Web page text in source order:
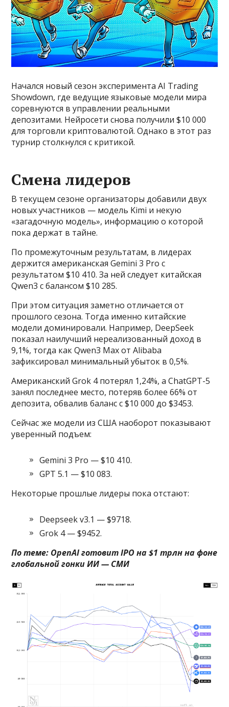
Начался новый сезон эксперимента AI Trading
Showdown, где ведущие языковые модели мира
соревнуются в управлении реальными
депозитами. Нейросети снова получили $10 000
для торговли криптовалютой. Однако в этот раз
турнир столкнулся с критикой.
Смена лидеров
В текущем сезоне организаторы добавили двух
новых участников — модель Kimi и некую
«загадочную модель», информацию о которой
пока держат в тайне.
По промежуточным результатам, в лидерах
держится американская Gemini 3 Pro с
результатом $10 410. За ней следует китайская
Qwen3 с балансом $10 285.
При этом ситуация заметно отличается от
прошлого сезона. Тогда именно китайские
модели доминировали. Например, DeepSeek
показал наилучший нереализованный доход в
9,1%, тогда как Qwen3 Max от Alibaba
зафиксировал минимальный убыток в 0,5%.
Американский Grok 4 потерял 1,24%, а ChatGPT-5
занял последнее место, потеряв более 66% от
депозита, обвалив баланс с $10 000 до $3453.
Сейчас же модели из США наоборот показывают
уверенный подъем:
Gemini 3 Pro — $10 410.
GPT 5.1 — $10 083.
Некоторые прошлые лидеры пока отстают:
Deepseek v3.1 — $9718.
Grok 4 — $9452.
По теме: OpenAI готовит IPO на $1 трлн на фоне
глобальной гонки ИИ — СМИ